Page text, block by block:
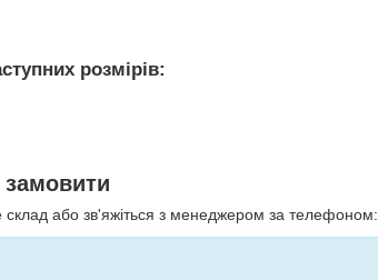
розмірів:
склад або зв'яжіться з менеджером за телефоном: